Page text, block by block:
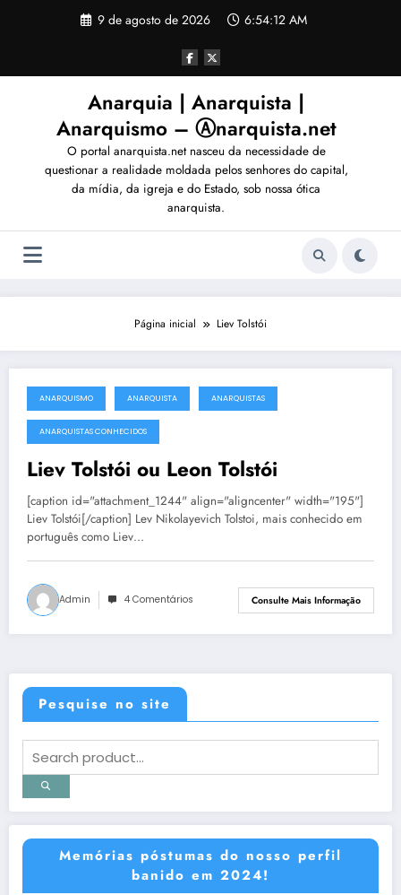
9 de agosto de 2026 6:54:15 AM
Anarquia | Anarquista |
Anarquismo – Ⓐnarquista.net
O portal anarquista.net nasceu da necessidade de
questionar a realidade moldada pelos senhores do capital,
da mídia, da igreja e do Estado, sob nossa ótica
anarquista.
Página inicial Liev Tolstói
29 de novembro de 2012
ANARQUISMO ANARQUISTA ANARQUISTAS
ANARQUISTAS CONHECIDOS
Liev Tolstói ou Leon Tolstói
[caption id="attachment_1244" align="aligncenter" width="195"]
Liev Tolstói[/caption] Lev Nikolayevich Tolstoi, mais conhecido em
português como Liev…
Admin 4 Comentários Consulte Mais Informação
Pesquise no site
Memórias póstumas do nosso perfil
banido em 2024!